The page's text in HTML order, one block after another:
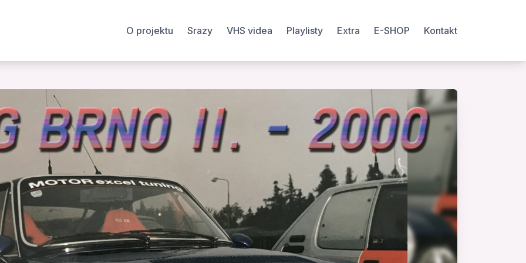
O projektu Srazy VHS videa Playlisty Extra E-SHOP Kontakt